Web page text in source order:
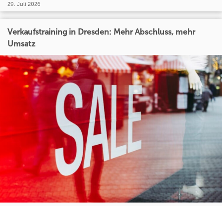
29. Juli 2026
Verkaufstraining in Dresden: Mehr Abschluss, mehr
Umsatz